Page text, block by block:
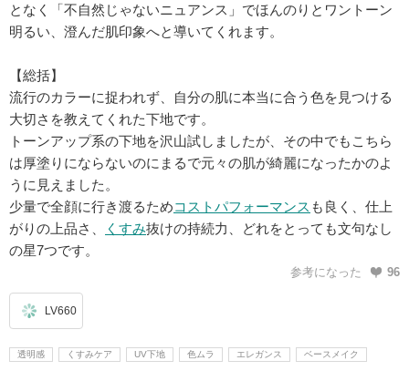
となく「不自然じゃないニュアンス」でほんのりとワントーン
明るい、澄んだ肌印象へと導いてくれます。
【総括】
流行のカラーに捉われず、自分の肌に本当に合う色を見つける
大切さを教えてくれた下地です。
トーンアップ系の下地を沢山試しましたが、その中でもこちら
は厚塗りにならないのにまるで元々の肌が綺麗になったかのよ
うに見えました。
少量で全顔に行き渡るためコストパフォーマンス も良く、仕上
がりの上品さ、
くすみ抜けの持続力、どれをとっても文句なし
の星7つです。
参考になった 96
LV660
透明感 くすみケア UV下地 色ムラ エレガンス ベースメイク